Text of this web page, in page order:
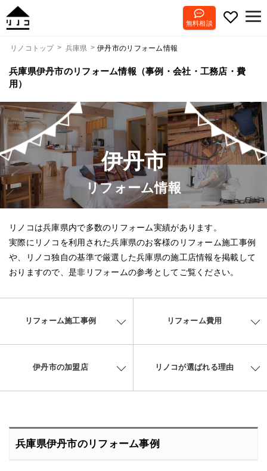
無料相談
リノコトップ 兵庫県 伊丹市のリフォーム情報
兵庫県伊丹市のリフォーム情報（事例・会社・工務店・費
用）
伊丹市
リフォーム情報
リノコは兵庫県内で多数のリフォーム実績があります。
実際にリノコを利用された兵庫県のお客様のリフォーム施工事例
や、リノコ独自の基準で厳選した兵庫県の施工店情報を掲載して
おりますので、是非リフォームの参考としてご覧ください。
リフォーム施工事例 リフォーム費用
伊丹市の加盟店 リノコが選ばれる理由
兵庫県伊丹市のリフォーム事例